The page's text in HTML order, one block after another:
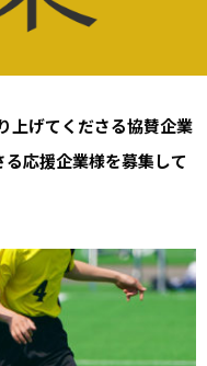
上げてくださる協賛企業
応援企業様を募集して